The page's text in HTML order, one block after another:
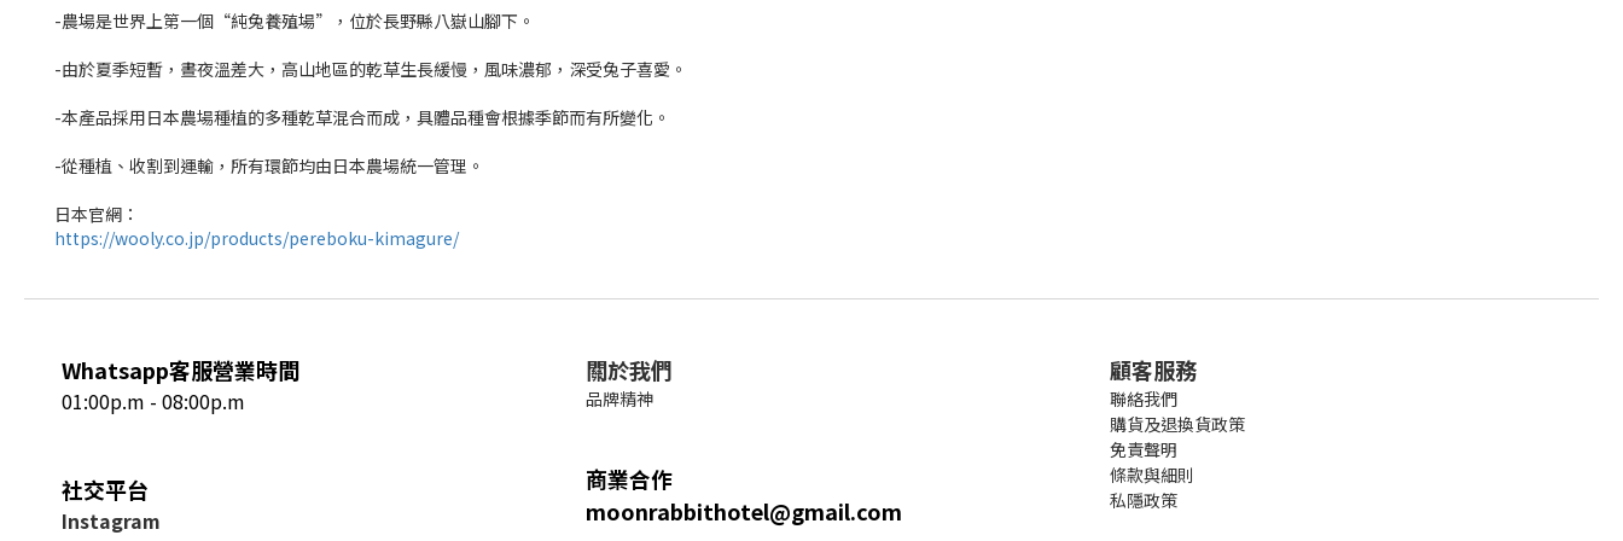
-農場是世界上第一個“純兔養殖場”，位於長野縣八嶽山腳下。
-由於夏季短暫，晝夜溫差大，高山地區的乾草生長緩慢，風味濃郁，深受兔子喜愛。
-本產品採用日本農場種植的多種乾草混合而成，具體品種會根據季節而有所變化。
-從種植、收割到運輸，所有環節均由日本農場統一管理。
日本官網：
https://wooly.co.jp/products/pereboku-kimagure/
Whatsapp客服營業時間
01:00p.m - 08:00p.m
社交平台
Instagram
關於我們
品牌精神
商業合作
moonrabbithotel@gmail.com
顧客服務
聯絡我們
購貨及退換貨政策
免責聲明
條款與細則
私隱政策